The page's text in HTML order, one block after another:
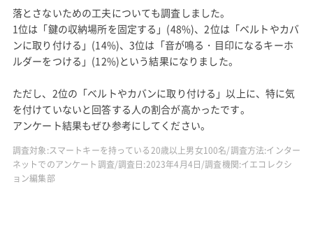
落とさないための工夫についても調査しました。
1位は「鍵の収納場所を固定する」(48%)、2位は「ベルトやカバ
ンに取り付ける」(14%)、3位は「音が鳴る・目印になるキーホ
ルダーをつける」(12%)という結果になりました。
ただし、2位の「ベルトやカバンに取り付ける」以上に、特に気
を付けていないと回答する人の割合が高かったです。
アンケート結果もぜひ参考にしてください。
調査対象:スマートキーを持っている20歳以上男女100名/調査方法:インター
ネットでのアンケート調査/調査日:2023年4月4日/調査機関:イエコレクシ
ョン編集部